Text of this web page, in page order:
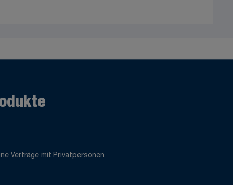
Verträge mit Privatpersonen.